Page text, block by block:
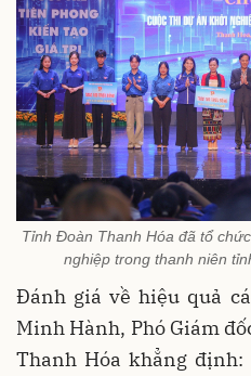
Tỉnh Đoàn Thanh Hóa đã tổ
nghiệp trong thanh niên
Đánh giá về hiệu quả
Minh Hành, Phó Giám
Thanh Hóa khẳng